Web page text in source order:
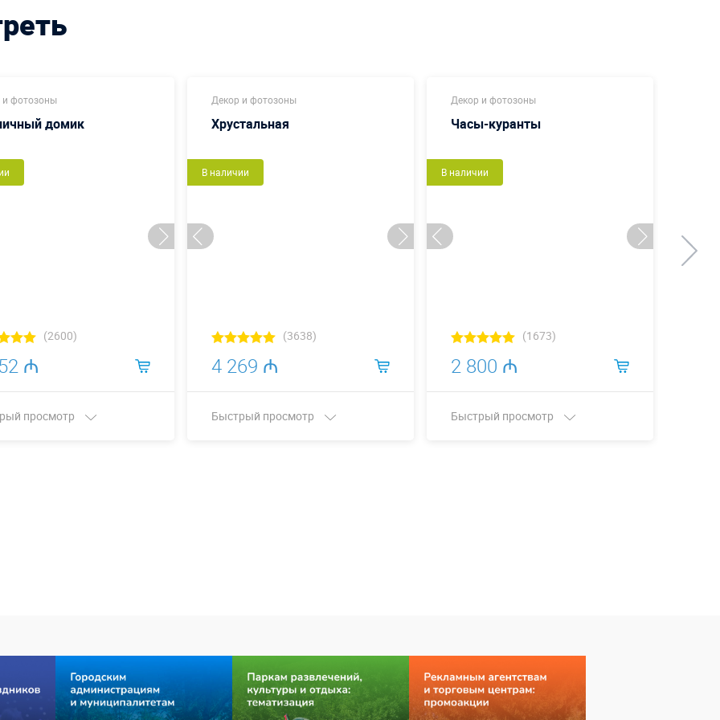
и фотозоны
домик
(2600)
₼
просмотр
Декор и фотозоны
Хрустальная
В наличии
(3638)
4 269 ₼
Быстрый просмотр
Декор и фотозоны
Часы-куранты
В наличии
(1673)
2 800 ₼
Быстрый просмотр